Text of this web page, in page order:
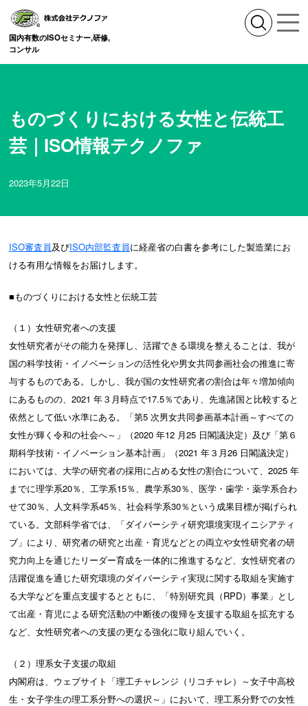
国内有数のISOセミナー,研修,
コンサル
ものづくりにおける女性と伝統工
芸｜ISO情報テクノファ
2023年5月22日
ISO審査員及びISO内部監査員に経産省の白書を参考にした製造業にお
ける有用な情報をお届けします。
■ものづくりにおける女性と伝統工芸
（１）女性研究者への支援
女性研究者がその能力を発揮し、活躍できる環境を整えることは、我が
国の科学技術・イノベーションの活性化や男女共同参画社会の推進に寄
与するものである。しかし、我が国の女性研究者の割合は年々増加傾向
にあるものの、2021 年３月時点で17.5％であり、先進諸国と比較すると
依然として低い水準にある。「第5 次男女共同参画基本計画～すべての
女性が輝く令和の社会へ～」（2020 年12 月25 日閣議決定）及び「第６
期科学技術・イノベーション基本計画」（2021 年３月26 日閣議決定）
においては、大学の研究者の採用に占める女性の割合について、2025 年
までに理学系20％、工学系15％、農学系30％、医学・歯学・薬学系合わ
せて30％、人文科学系45％、社会科学系30％という成果目標が掲げられ
ている。文部科学省では、「ダイバーシティ研究環境実現イニシアティ
ブ」により、研究者の研究と出産・育児などとの両立や女性研究者の研
究力向上を通じたリーダー育成を一体的に推進するなど、女性研究者の
活躍促進を通じた研究環境のダイバーシティ実現に関する取組を実施す
る大学などを重点支援するとともに、「特別研究員（RPD）事業」とし
て出産・育児による研究活動の中断後の復帰を支援する取組を拡充する
など、女性研究者への支援の更なる強化に取り組んでいく。
（２）理系女子支援の取組
内閣府は、ウェブサイト「理工チャレンジ（リコチャレ）～女子中高校
生・女子学生の理工系分野への選択～」において、理工系分野での女性